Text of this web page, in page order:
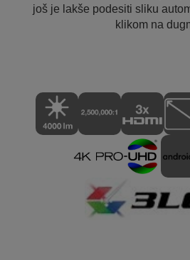
još je lakše podesiti sliku
klikom na